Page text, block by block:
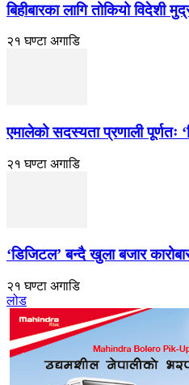
बिहीबारका लागि तोकियो विदेशी
२१ घण्टा अगाडि
एमालेको सदस्यता प्रणाली पूर्णतः
२१ घण्टा अगाडि
‘डिजिटल’ बन्दै खुला बजार
२१ घण्टा अगाडि
लोड